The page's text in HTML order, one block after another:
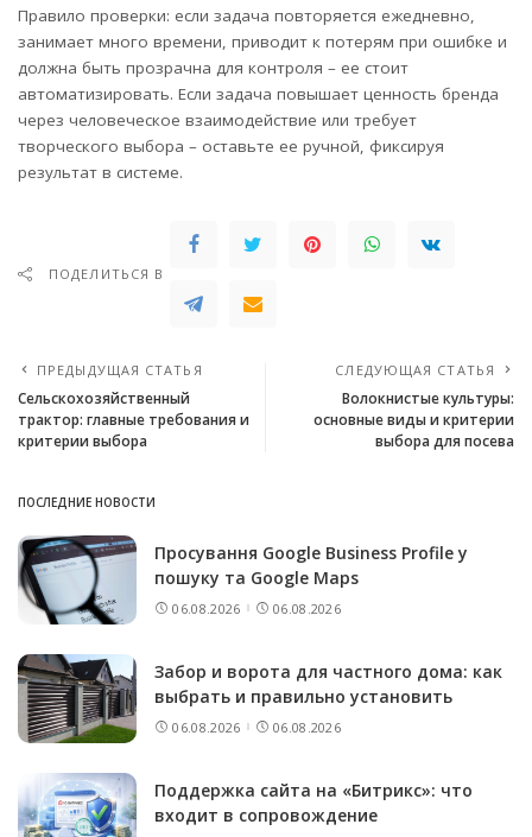
Правило проверки: если задача повторяется ежедневно,
занимает много времени, приводит к потерям при ошибке и
должна быть прозрачна для контроля – ее стоит
автоматизировать. Если задача повышает ценность бренда
через человеческое взаимодействие или требует
творческого выбора – оставьте ее ручной, фиксируя
результат в системе.
ПОДЕЛИТЬСЯ В
ПРЕДЫДУЩАЯ СТАТЬЯ
Сельскохозяйственный
трактор: главные требования и
критерии выбора
СЛЕДУЮЩАЯ СТАТЬЯ
Волокнистые культуры:
основные виды и критерии
выбора для посева
ПОСЛЕДНИЕ НОВОСТИ
Просування Google Business Profile у
пошуку та Google Maps
06.08.2026 06.08.2026
Забор и ворота для частного дома: как
выбрать и правильно установить
06.08.2026 06.08.2026
Поддержка сайта на «Битрикс»: что
входит в сопровождение